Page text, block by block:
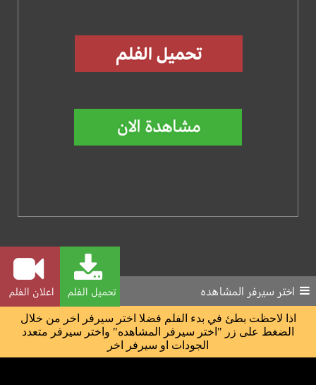
تحميل الفلم اعلان الفلم اختر سيرفر المشاهده
اذا لاحظت بطئ في بدء الفلم فضلا اختر سيرفر اخر من خلال
الضغط على زر "اختر سيرفر المشاهده" واختر سيرفر متعدد
الجودات او سيرفر اخر